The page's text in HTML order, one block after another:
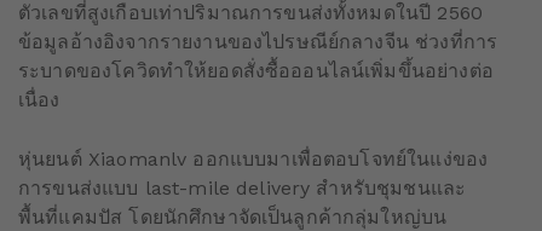
ตัวเลขที่สูงเกือบเท่าปริมาณการขนส่งทั้งหมดในปี 2560
ข้อมูลอ้างอิงจากรายงานของไปรษณีย์กลางจีน ช่วงที่การ
ระบาดของโควิดทำให้ยอดสั่งซื้อออนไลน์เพิ่มขึ้นอย่างต่อ
เนื่อง
หุ่นยนต์ Xiaomanlv ออกแบบมาเพื่อตอบโจทย์ในแง่ของ
การขนส่งแบบ last-mile delivery สำหรับชุมชนและ
พื้นที่แคมปัส โดยนักศึกษาจัดเป็นลูกค้ากลุ่มใหญ่บน